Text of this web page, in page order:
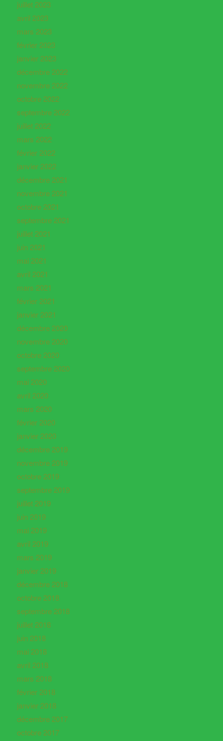
juillet 2023
avril 2023
mars 2023
février 2023
janvier 2023
décembre 2022
novembre 2022
octobre 2022
septembre 2022
juillet 2022
mars 2022
février 2022
janvier 2022
décembre 2021
novembre 2021
octobre 2021
septembre 2021
juillet 2021
juin 2021
mai 2021
avril 2021
mars 2021
février 2021
janvier 2021
décembre 2020
novembre 2020
octobre 2020
septembre 2020
mai 2020
avril 2020
mars 2020
février 2020
janvier 2020
décembre 2019
novembre 2019
octobre 2019
septembre 2019
juillet 2019
juin 2019
mai 2019
avril 2019
mars 2019
janvier 2019
décembre 2018
octobre 2018
septembre 2018
juillet 2018
juin 2018
mai 2018
avril 2018
mars 2018
février 2018
janvier 2018
décembre 2017
octobre 2017